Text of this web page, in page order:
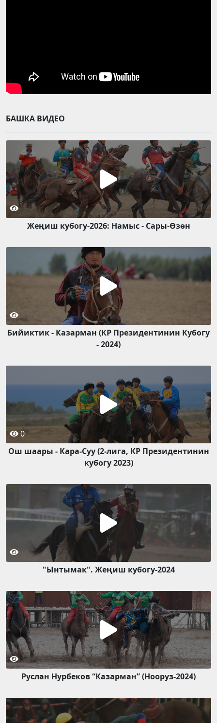
БАШКА ВИДЕО
Жеңиш кубогу-2026: Намыс - Сары-Өзөн
Бийиктик - Казарман (КР Президентинин Кубогу
- 2024)
0
Ош шаары - Кара-Суу (2-лига, КР Президентинин
кубогу 2023)
"Ынтымак". Жеңиш кубогу-2024
Руслан Нурбеков “Казарман” (Нооруз-2024)